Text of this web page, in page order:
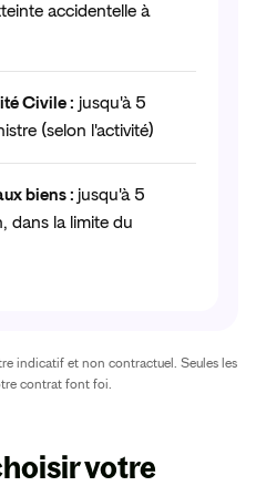
accidentelle à
Civile : jusqu'à 5
(selon l'activité)
biens : jusqu'à 5
dans la limite du
indicatif et non contractuel. Seules les
contrat font foi.
votre